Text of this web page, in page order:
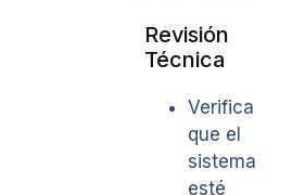
Revisión
Técnica
Verifica
que el
sistema
esté